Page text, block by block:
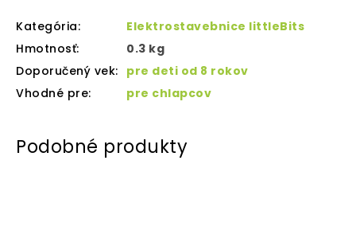
Kategória:
Elektrostavebnice littleBits
Hmotnosť:
0.3 kg
Doporučený vek: pre deti od 8 rokov
Vhodné pre: pre chlapcov